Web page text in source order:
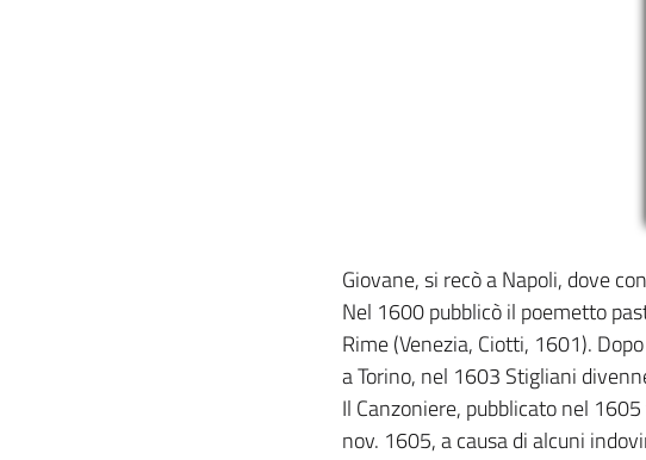
Giovane, si recò a Napoli, dove
Nel 1600 pubblicò il poemetto
Rime (Venezia, Ciotti, 1601).
a Torino, nel 1603 Stigliani
Il Canzoniere, pubblicato nel
nov. 1605, a causa di alcuni